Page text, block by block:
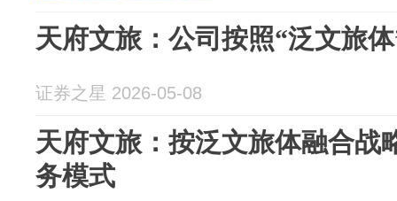
天府文旅：公司按照“泛文旅
证券之星 2026-05-08
天府文旅：按泛文旅体融合战
务模式